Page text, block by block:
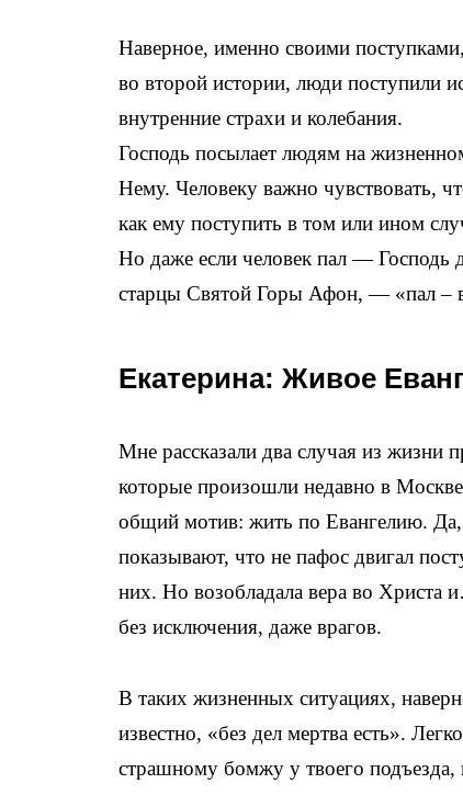
Наверное, именно своими
во второй истории, люди поступили
внутренние страхи и колебания.
Господь посылает людям на
Нему. Человеку важно чувствовать,
как ему поступить в том или ином
Но даже если человек пал — Господь
старцы Святой Горы Афон, — «пал –
Екатерина: Живое
Мне рассказали два случая из жизни
которые произошли недавно в
общий мотив: жить по Евангелию. Да,
показывают, что не пафос двигал
них. Но возобладала вера во Христа
без исключения, даже врагов.
В таких жизненных ситуациях,
известно, «без дел мертва есть».
страшному бомжу у твоего подъезда,